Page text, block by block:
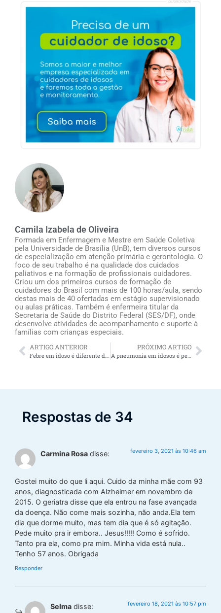
Camila Izabela de Oliveira
Formada em Enfermagem e Mestre em Saúde Coletiva
pela Universidade de Brasília (UnB), tem diversos cursos
de especialização em atenção primária e gerontologia. O
foco de seu trabalho é na qualidade dos cuidados
paliativos e na formação de profissionais cuidadores.
Criou um dos primeiros cursos de formação de
cuidadores do Brasil com mais de 100 horas/aula, sendo
destas mais de 40 ofertadas em estágio supervisionado
ou aulas práticas. Também é enfermeira titular da
Secretaria de Saúde do Distrito Federal (SES/DF), onde
desenvolve atividades de acompanhamento e suporte à
famílias com crianças especiais.
ARTIGO ANTERIOR PRÓXIMO ARTIGO
A pneumonia em idosos é perigosa e pode matar: toda atenção é pouca!
Respostas de 34
Carmina Rosa disse: fevereiro 3, 2021 às 10:46 am
Gostei muito do que li aqui. Cuido da minha mãe com 93
anos, diagnosticada com Alzheimer em novembro de
2015. O geriatra disse que ela entrou na fase avançada
da doença. Não come mais sozinha, não anda.Ela tem
dia que dorme muito, mas tem dia que é só agitação.
Pede muito pra ir embora.. Jesus!!!!! Como é sofrido.
Tanto pra ela, como pra mim. Minha vida está nula..
Tenho 57 anos. Obrigada
Responder
Selma disse: fevereiro 18, 2021 às 10:57 pm